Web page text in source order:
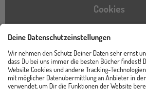
Cookies
Instagram
TikTokPinterestYouTubeFacebook